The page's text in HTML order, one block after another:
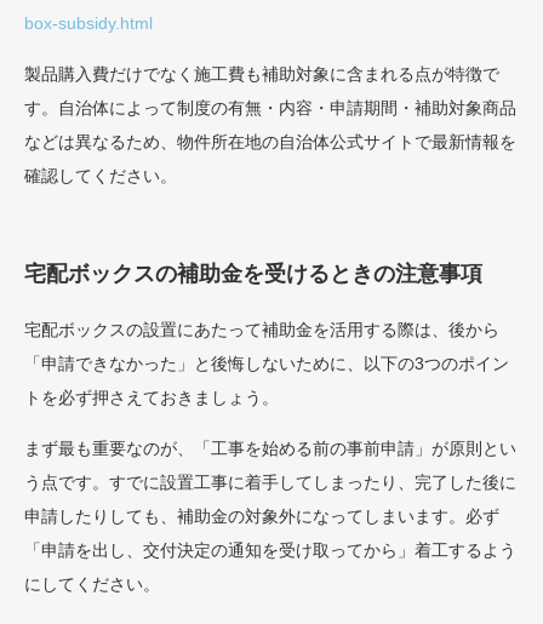
box-subsidy.html
製品購入費だけでなく施工費も補助対象に含まれる点が特徴で
す。自治体によって制度の有無・内容・申請期間・補助対象商品
などは異なるため、物件所在地の自治体公式サイトで最新情報を
確認してください。
宅配ボックスの補助金を受けるときの注意事項
宅配ボックスの設置にあたって補助金を活用する際は、後から
「申請できなかった」と後悔しないために、以下の3つのポイン
トを必ず押さえておきましょう。
まず最も重要なのが、「工事を始める前の事前申請」が原則とい
う点です。すでに設置工事に着手してしまったり、完了した後に
申請したりしても、補助金の対象外になってしまいます。必ず
「申請を出し、交付決定の通知を受け取ってから」着工するよう
にしてください。